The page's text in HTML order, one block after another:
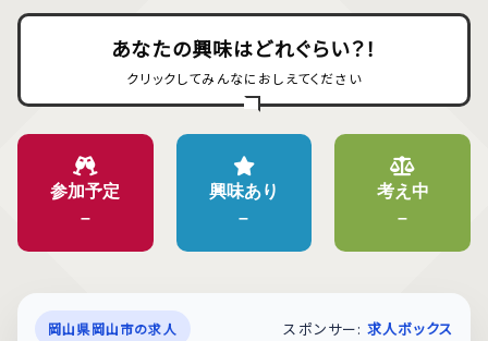
あなたの興味はどれぐらい？！
クリックしてみんなにおしえてください
参加予定
–
興味あり
–
考え中
–
岡山県岡山市の求人 スポンサー: 求人ボックス